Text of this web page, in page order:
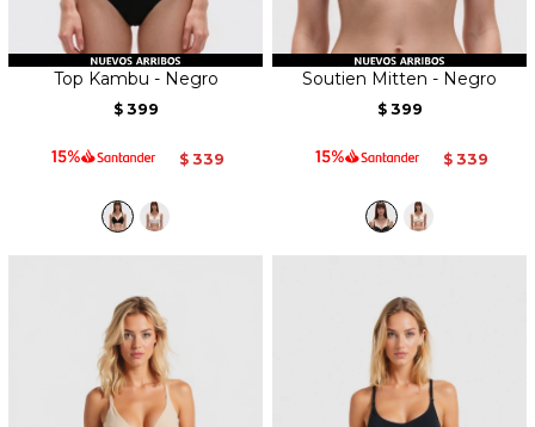
Top Kambu - Negro
$ 399
$ 339
Soutien Mitten - Negro
$ 399
$ 339